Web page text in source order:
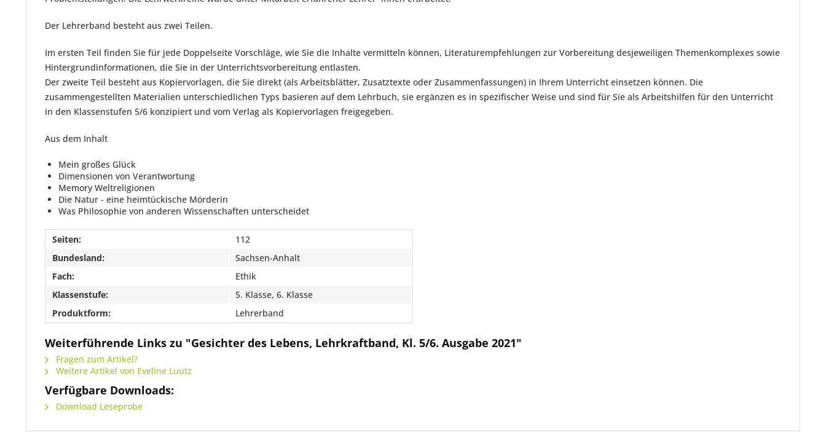
Der Lehrerband besteht aus zwei Teilen.
Im ersten Teil finden Sie für jede Doppelseite Vorschläge, wie Sie die Inhalte vermitteln können, Literaturempfehlungen zur Vorbereitung desjeweiligen Themenkomplexes sowie
Hintergrundinformationen, die Sie in der Unterrichtsvorbereitung entlasten.
Der zweite Teil besteht aus Kopiervorlagen, die Sie direkt (als Arbeitsblätter, Zusatztexte oder Zusammenfassungen) in Ihrem Unterricht einsetzen können. Die
zusammengestellten Materialien unterschiedlichen Typs basieren auf dem Lehrbuch, sie ergänzen es in spezifischer Weise und sind für Sie als Arbeitshilfen für den Unterricht
in den Klassenstufen 5/6 konzipiert und vom Verlag als Kopiervorlagen freigegeben.
Aus dem Inhalt
Mein großes Glück
Dimensionen von Verantwortung
Memory Weltreligionen
Die Natur - eine heimtückische Mörderin
Was Philosophie von anderen Wissenschaften unterscheidet
Seiten:
112
Bundesland:
Sachsen-Anhalt
Fach:
Ethik
Klassenstufe:
5. Klasse, 6. Klasse
Produktform:
Lehrerband
Weiterführende Links zu "Gesichter des Lebens, Lehrkraftband, Kl. 5/6. Ausgabe 2021"
Fragen zum Artikel?
Weitere Artikel von Eveline Luutz
Verfügbare Downloads:
Download Leseprobe